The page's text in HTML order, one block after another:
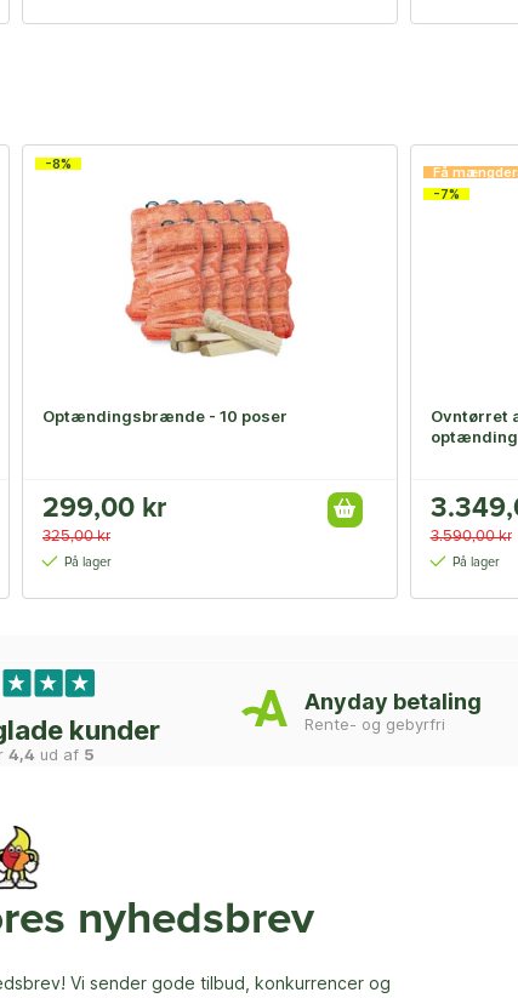
-8%
Optændingsbrænde - 10 poser
299,00 kr
325,00 kr
På lager
Få
-7%
Ovntørret
3.590,00 kr
På lager
kunder
4,4 ud af 5
Anyday betaling
Rente- og gebyrfri
nyhedsbrev
Vi sender gode tilbud, konkurrencer og